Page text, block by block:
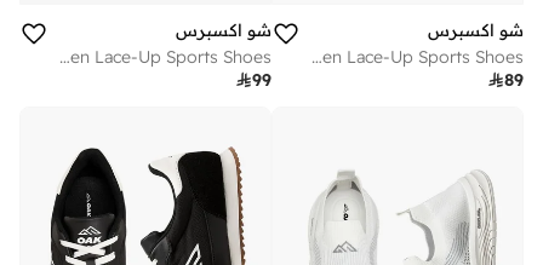
شو اكسبرس
Men Lace-Up Sports Shoes
89
شو اكسبرس
Men Lace-Up Sports Shoes
99